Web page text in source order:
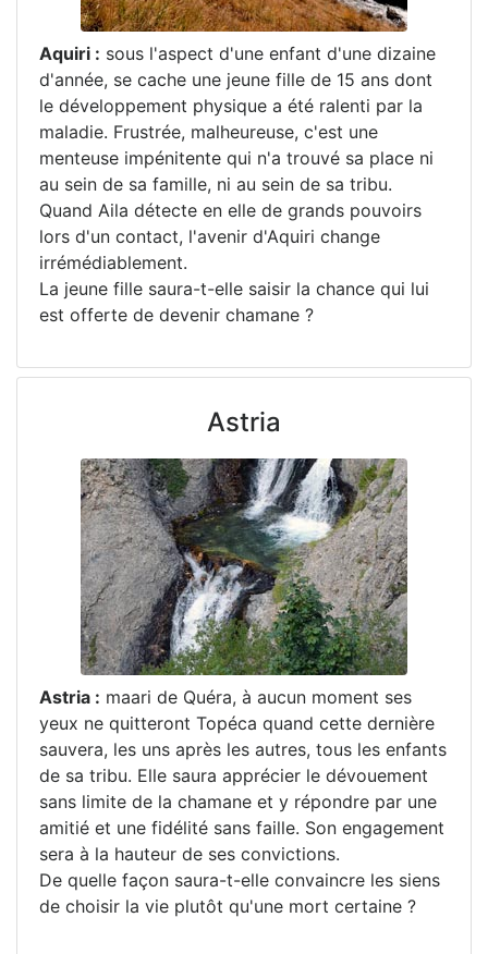
Aquiri : sous l'aspect d'une enfant d'une dizaine
d'année, se cache une jeune fille de 15 ans dont
le développement physique a été ralenti par la
maladie. Frustrée, malheureuse, c'est une
menteuse impénitente qui n'a trouvé sa place ni
au sein de sa famille, ni au sein de sa tribu.
Quand Aila détecte en elle de grands pouvoirs
lors d'un contact, l'avenir d'Aquiri change
irrémédiablement.
La jeune fille saura-t-elle saisir la chance qui lui
est offerte de devenir chamane ?
Astria
Astria : maari de Quéra, à aucun moment ses
yeux ne quitteront Topéca quand cette dernière
sauvera, les uns après les autres, tous les enfants
de sa tribu. Elle saura apprécier le dévouement
sans limite de la chamane et y répondre par une
amitié et une fidélité sans faille. Son engagement
sera à la hauteur de ses convictions.
De quelle façon saura-t-elle convaincre les siens
de choisir la vie plutôt qu'une mort certaine ?